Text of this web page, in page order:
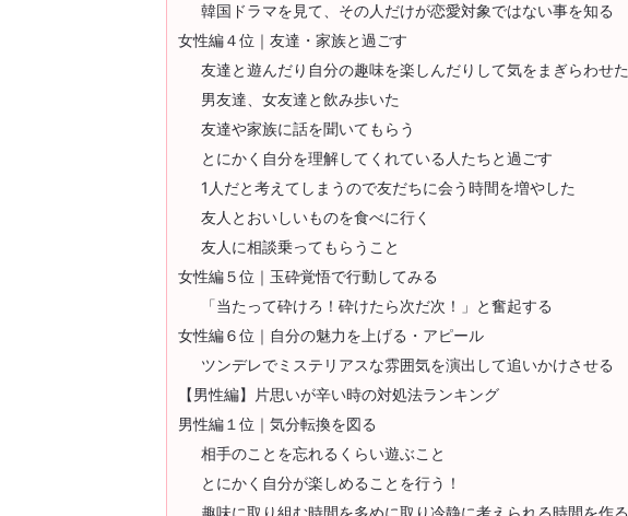
韓国ドラマを見て、その人だけが恋愛対象ではない事を知る
女性編４位｜友達・家族と過ごす
友達と遊んだり自分の趣味を楽しんだりして気をまぎらわせた
男友達、女友達と飲み歩いた
友達や家族に話を聞いてもらう
とにかく自分を理解してくれている人たちと過ごす
1人だと考えてしまうので友だちに会う時間を増やした
友人とおいしいものを食べに行く
友人に相談乗ってもらうこと
女性編５位｜玉砕覚悟で行動してみる
「当たって砕けろ！砕けたら次だ次！」と奮起する
女性編６位｜自分の魅力を上げる・アピール
ツンデレでミステリアスな雰囲気を演出して追いかけさせる
【男性編】片思いが辛い時の対処法ランキング
男性編１位｜気分転換を図る
相手のことを忘れるくらい遊ぶこと
とにかく自分が楽しめることを行う！